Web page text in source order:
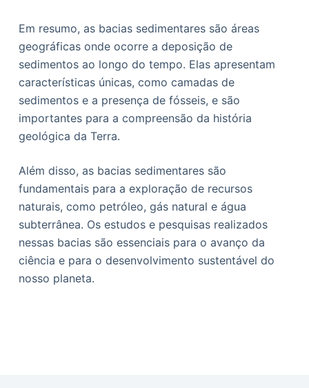
Em resumo, as bacias sedimentares são áreas
geográficas onde ocorre a deposição de
sedimentos ao longo do tempo. Elas apresentam
características únicas, como camadas de
sedimentos e a presença de fósseis, e são
importantes para a compreensão da história
geológica da Terra.
Além disso, as bacias sedimentares são
fundamentais para a exploração de recursos
naturais, como petróleo, gás natural e água
subterrânea. Os estudos e pesquisas realizados
nessas bacias são essenciais para o avanço da
ciência e para o desenvolvimento sustentável do
nosso planeta.